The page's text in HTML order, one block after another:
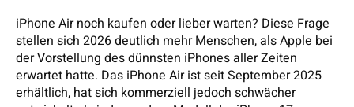
iPhone Air noch kaufen oder lieber warten? Diese Frage
stellen sich 2026 deutlich mehr Menschen, als Apple bei
der Vorstellung des dünnsten iPhones aller Zeiten
erwartet hatte. Das iPhone Air ist seit September 2025
erhältlich, hat sich kommerziell jedoch schwächer